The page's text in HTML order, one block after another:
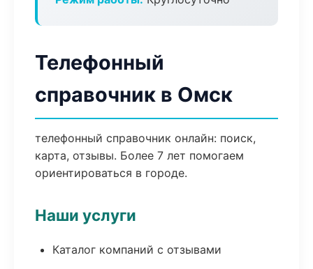
Телефонный
справочник в Омск
телефонный справочник онлайн: поиск,
карта, отзывы. Более 7 лет помогаем
ориентироваться в городе.
Наши услуги
Каталог компаний с отзывами